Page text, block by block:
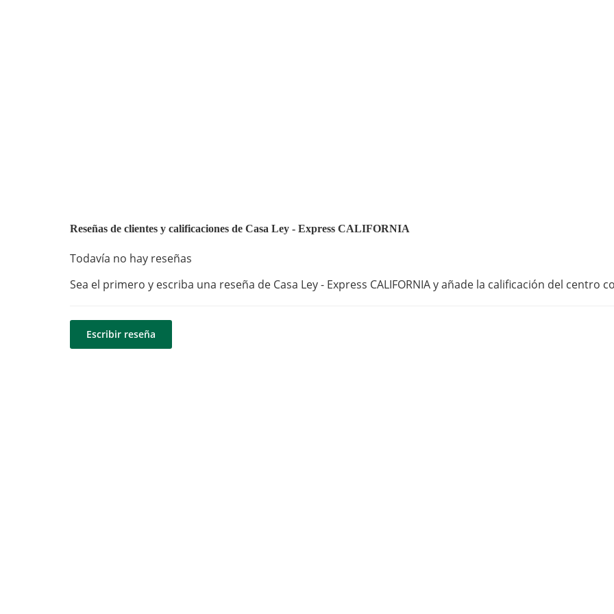
Reseñas de clientes y calificaciones de Casa Ley - Express CALIFORNIA
Todavía no hay reseñas
Sea el primero y escriba una reseña de Casa Ley - Express CALIFORNIA y añade la calificación del centro
Escribir reseña